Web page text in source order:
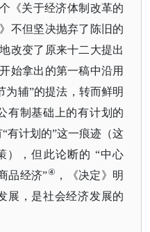
《关于经济体制改革的
不但坚决抛弃了陈旧的
改变了原来十二大提出
始拿出的第一稿中沿用
为辅”的提法，转而鲜明
有制基础上的有计划的
有计划的”这一痕迹（这
），但此论断的 “中心
品经济”④ ，《决定》明
展，是社会经济发展的